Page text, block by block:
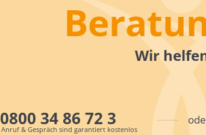
Wir
0800 34 86 72 3
Anruf & Gespräch sind garantiert kostenlos